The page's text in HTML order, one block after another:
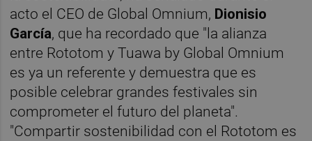
acto el CEO de Global Omnium, Dionisio
García, que ha recordado que "la alianza
entre Rototom y Tuawa by Global Omnium
es ya un referente y demuestra que es
posible celebrar grandes festivales sin
comprometer el futuro del planeta".
"Compartir sostenibilidad con el Rototom es